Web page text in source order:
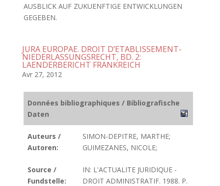
AUSBLICK AUF ZUKUENFTIGE ENTWICKLUNGEN
GEGEBEN.
JURA EUROPAE. DROIT D’ETABLISSEMENT-
NIEDERLASSUNGSRECHT, BD. 2:
LAENDERBERICHT FRANKREICH
Avr 27, 2012
Données bibliographiques / Bibliografische
Daten
Auteurs /
Autoren:
SIMON-DEPITRE, MARTHE;
GUIMEZANES, NICOLE;
Source /
Fundstelle:
IN: L'ACTUALITE JURIDIQUE -
DROIT ADMINISTRATIF. 1988. P.